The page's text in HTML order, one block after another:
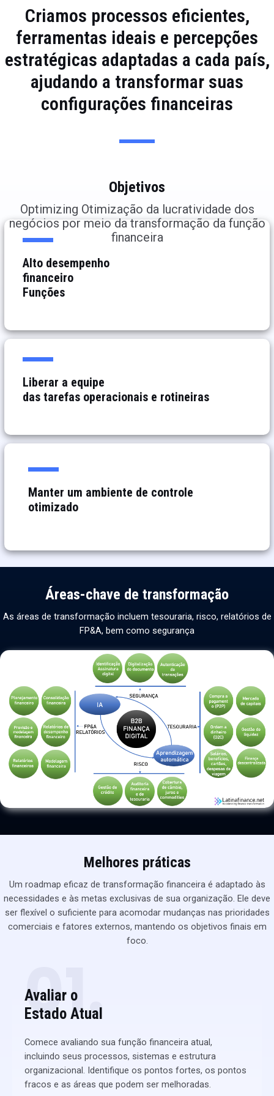
Criamos processos eficientes,
ferramentas ideais e percepções
estratégicas adaptadas a cada país,
ajudando a transformar suas
configurações financeiras
Objetivos
Optimizing Otimização da lucratividade dos
negócios por meio da transformação da função
financeira
Alto desempenho
financeiro
Funções
Liberar a equipe
das tarefas operacionais e rotineiras
Manter um ambiente de controle
otimizado
Áreas-chave de transformação
As áreas de transformação incluem tesouraria, risco, relatórios de
FP&A, bem como segurança
Melhores práticas
Um roadmap eficaz de transformação financeira é adaptado às
necessidades e às metas exclusivas de sua organização. Ele deve
ser flexível o suficiente para acomodar mudanças nas prioridades
comerciais e fatores externos, mantendo os objetivos finais em
foco.
01.
Avaliar o
Estado Atual​
Comece avaliando sua função financeira atual,
incluindo seus processos, sistemas e estrutura
organizacional. Identifique os pontos fortes, os pontos
fracos e as áreas que podem ser melhoradas.